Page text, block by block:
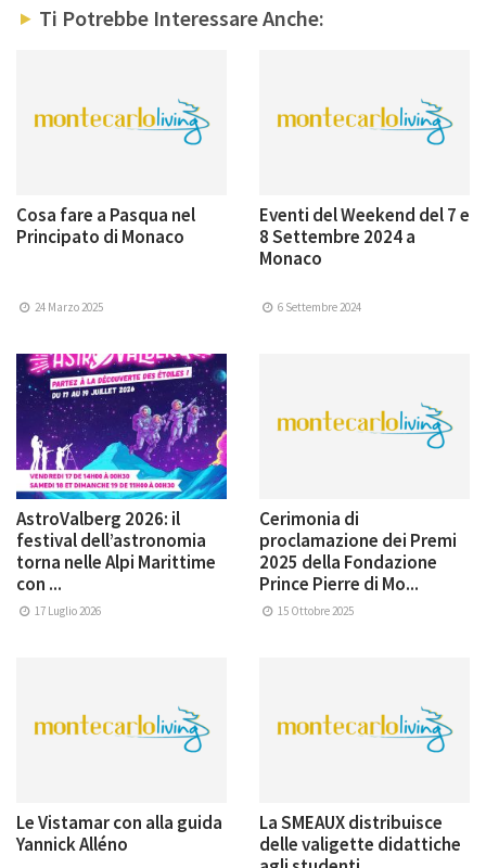
Ti Potrebbe Interessare Anche:
Cosa fare a Pasqua nel
Principato di Monaco
24 Marzo 2025
Eventi del Weekend del 7 e
8 Settembre 2024 a
Monaco
6 Settembre 2024
AstroValberg 2026: il
festival dell’astronomia
torna nelle Alpi Marittime
con ...
17 Luglio 2026
Cerimonia di
proclamazione dei Premi
2025 della Fondazione
Prince Pierre di Mo...
15 Ottobre 2025
Le Vistamar con alla guida
Yannick Alléno
La SMEAUX distribuisce
delle valigette didattiche